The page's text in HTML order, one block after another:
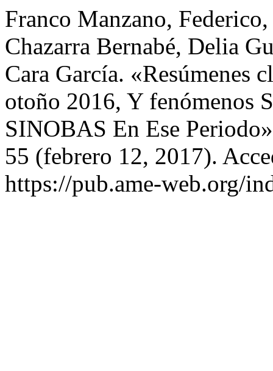
Franco Manzano,
Chazarra Bernabé, Delia
Cara García.
otoño 2016, Y fenómenos
SINOBAS En Ese
55 (febrero 12, 2017).
https://pub.ame-web.org/